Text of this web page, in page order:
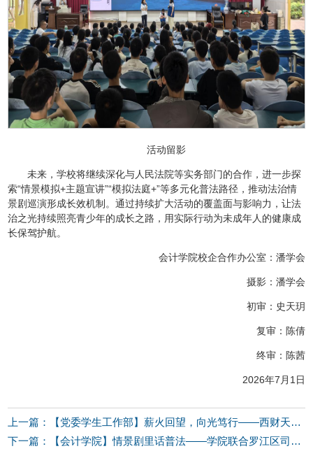
活动留影
未来，学校将继续深化与人民法院等实务部门的合作，进一步探
索“情景模拟+主题宣讲”“模拟法庭+”等多元化普法路径，推动法治情
景剧巡演形成长效机制。通过持续扩大活动的覆盖面与影响力，让法
治之光持续照亮青少年的成长之路，用实际行动为未成年人的健康成
长保驾护航。
会计学院校企合作办公室：潘学会
摄影：潘学会
初审：史天玥
复审：陈倩
终审：陈茜
2026年7月1日
上一篇：【党委学生工作部】薪火回望，向光笃行——西财天府学院团委、校学生会期末大会顺利召开
下一篇：【会计学院】情景剧里话普法——学院联合罗江区司法局深入社区开展法治宣传教育活动